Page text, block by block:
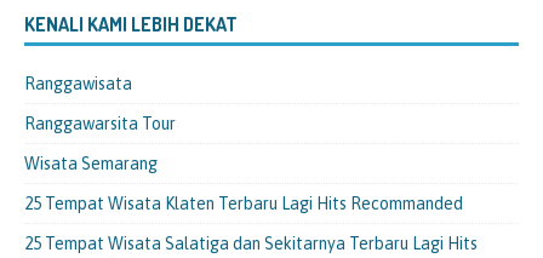
KENALI KAMI LEBIH DEKAT
Ranggawisata
Ranggawarsita Tour
Wisata Semarang
25 Tempat Wisata Klaten Terbaru Lagi Hits Recommanded
25 Tempat Wisata Salatiga dan Sekitarnya Terbaru Lagi Hits